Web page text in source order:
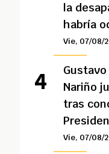
la
habría
Vie, 07/08/
Nariño
tras
Vie, 07/08/